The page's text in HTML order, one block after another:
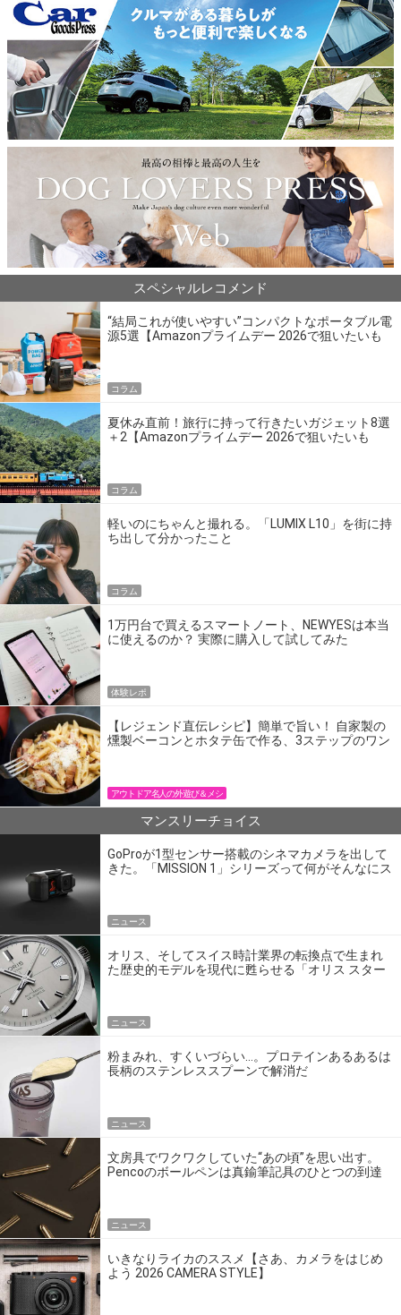
スペシャルレコメンド
“結局これが使いやすい”コンパクトなポータブル電
源5選【Amazonプライムデー 2026で狙いたいも
コラム
夏休み直前！旅行に持って行きたいガジェット8選
＋2【Amazonプライムデー 2026で狙いたいも
コラム
軽いのにちゃんと撮れる。「LUMIX L10」を街に持
ち出して分かったこと
コラム
1万円台で買えるスマートノート、NEWYESは本当
に使えるのか？ 実際に購入して試してみた
体験レポ
【レジェンド直伝レシピ】簡単で旨い！ 自家製の
燻製ベーコンとホタテ缶で作る、3ステップのワン
アウトドア名人の外遊び＆メシ
マンスリーチョイス
GoProが1型センサー搭載のシネマカメラを出して
きた。「MISSION 1」シリーズって何がそんなにス
ニュース
オリス、そしてスイス時計業界の転換点で生まれ
た歴史的モデルを現代に甦らせる「オリス スター
ニュース
粉まみれ、すくいづらい…。プロテインあるあるは
長柄のステンレススプーンで解消だ
ニュース
文房具でワクワクしていた“あの頃”を思い出す。
Pencoのボールペンは真鍮筆記具のひとつの到達
ニュース
いきなりライカのススメ【さあ、カメラをはじめ
よう 2026 CAMERA STYLE】